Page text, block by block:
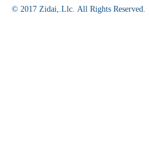
© 2017 Zidai,.Llc. All Rights Reserved.